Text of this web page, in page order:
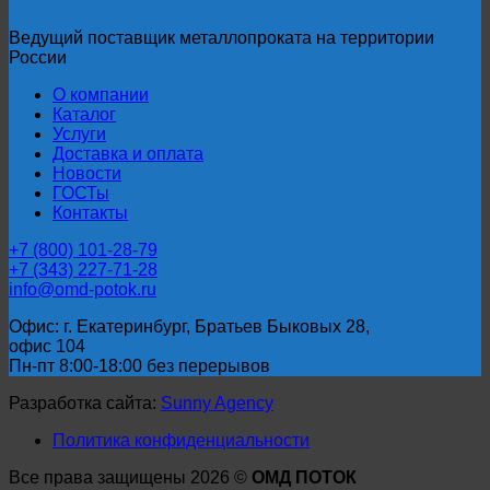
Ведущий поставщик металлопроката на территории
России
О компании
Каталог
Услуги
Доставка и оплата
Новости
ГОСТы
Контакты
+7 (800) 101-28-79
+7 (343) 227-71-28
info@omd-potok.ru
Офис: г. Екатеринбург, Братьев Быковых 28,
офис 104
Пн-пт 8:00-18:00 без перерывов
Разработка сайта: Sunny Agency
Политика конфиденциальности
Все права защищены 2026 © ОМД ПОТОК